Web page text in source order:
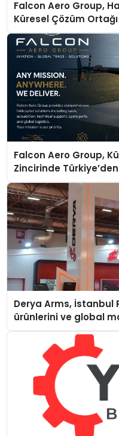
Falcon Aero Group,
Küresel Çözüm
Falcon Aero Group,
Zincirinde
Derya Arms, İstanbul
ürünlerini ve global